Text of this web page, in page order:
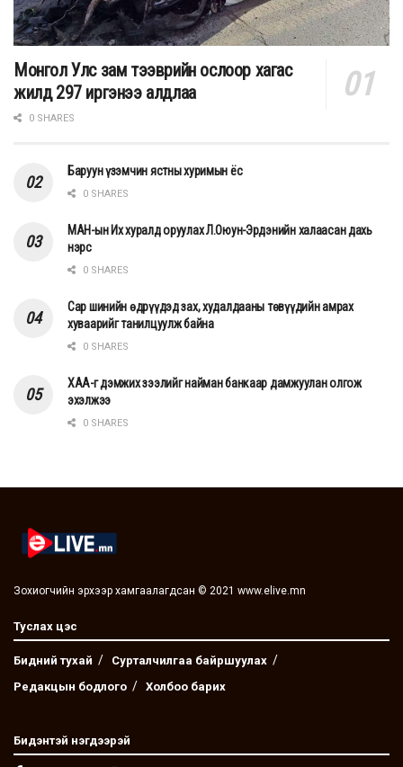
Монгол Улс зам тээврийн ослоор хагас
жилд 297 иргэнээ алдлаа
0 SHARES
Баруун үзэмчин ястны хуримын ёс
0 SHARES
МАН-ын Их хуралд оруулах Л.Оюун-Эрдэнийн халаасан дахь
нэрс
0 SHARES
Сар шинийн өдрүүдэд зах, худалдааны төвүүдийн амрах
хуваарийг танилцуулж байна
0 SHARES
ХАА-г дэмжих зээлийг найман банкаар дамжуулан олгож
эхэлжээ
0 SHARES
Зохиогчийн эрхээр хамгаалагдсан © 2021 www.elive.mn
Туслах цэс
Бидний тухай
Сурталчилгаа байршуулах
Редакцын бодлого
Холбоо барих
Бидэнтэй нэгдээрэй